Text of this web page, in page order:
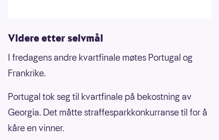
Videre etter selvmål
I fredagens andre kvartfinale møtes Portugal og
Frankrike.
Portugal tok seg til kvartfinale på bekostning av
Georgia. Det måtte straffesparkkonkurranse til for å
kåre en vinner.